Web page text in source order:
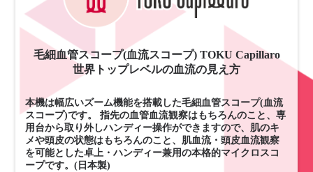
毛細血管スコープ(血流スコープ) TOKU Capillaro
世界トップレベルの血流の見え方
本機は幅広いズーム機能を搭載した毛細血管スコープ(血流
スコープ)です。 指先の血管血流観察はもちろんのこと、専
用台から取り外しハンディー操作ができますので、肌のキ
メや頭皮の状態はもちろんのこと、肌血流・頭皮血流観察
を可能とした卓上・ハンディー兼用の本格的マイクロスコ
ープです。(日本製)